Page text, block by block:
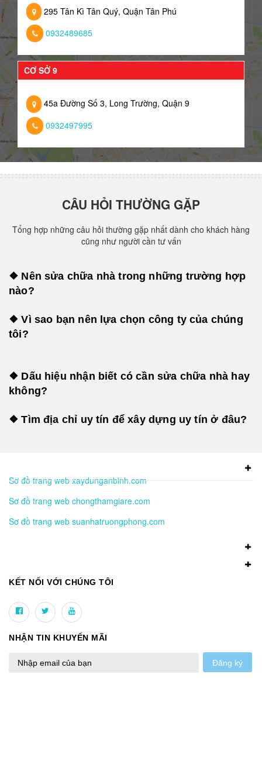
295 Tân Kì Tân Quý, Quận Tân Phú
0932489685
CƠ SỞ 9
45a Đường Số 3, Long Trường, Quận 9
0932497995
CÂU HỎI THƯỜNG GẶP
Tổng hợp những câu hỏi thường gặp nhất dành cho khách hàng
cũng như người cần tư vấn
❖ Nên sửa chữa nhà trong những trường hợp
nào?
❖ Vì sao bạn nên lựa chọn công ty của chúng
tôi?
❖ Dấu hiệu nhận biết có cần sửa chữa nhà hay
không?
❖ Tìm địa chỉ uy tín để xây dựng uy tín ở đâu?
Sơ đồ trang web xaydunganbinh.com
Sơ đồ trang web chongthamgiare.com
Sơ đồ trang web suanhatruongphong.com
KẾT NỐI VỚI CHÚNG TÔI
NHẬN TIN KHUYẾN MÃI
Đăng ký